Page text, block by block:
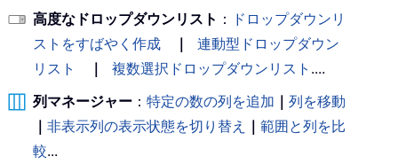
高度なドロップダウンリスト ： ドロップダウンリ
ストをすばやく作成
｜
連動型ドロップダウン
リスト
｜ 複数選択ドロップダウンリスト ....
列マネージャー ： 特定の数の列を追加 ｜ 列を移動
｜ 非表示列の表示状態を切り替え ｜ 範囲と列を比
較...